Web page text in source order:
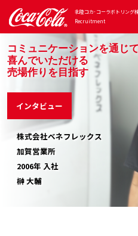
北陸コカ･コーラボトリング
Recruitment
コミュニケーションを通じて
喜んでいただける
売場作りを目指す
インタビュー
株式会社ベネフレックス
加賀営業所
2006年 入社
榊 大輔